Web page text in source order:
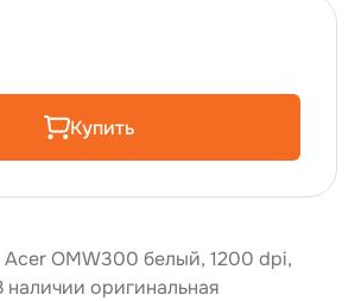
OMW300 белый, 1200 dpi,
наличии оригинальная
Купить